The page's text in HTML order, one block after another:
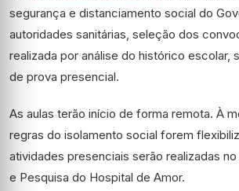
segurança e distanciamento social do
autoridades sanitárias, seleção dos
realizada por análise do histórico escolar,
de prova presencial.
As aulas terão início de forma remota. À
regras do isolamento social forem
atividades presenciais serão realizadas
e Pesquisa do Hospital de Amor.